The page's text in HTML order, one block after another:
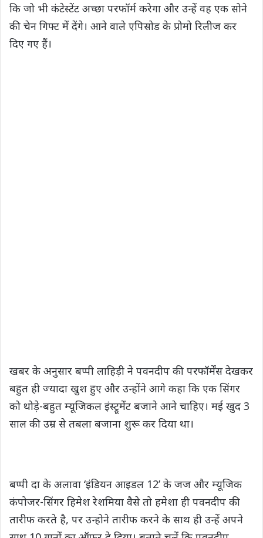
कि जो भी कंटेस्टेंट अच्छा परफॉर्म करेगा और उन्हें वह एक सोने
की चेन गिफ्ट में देंगे। आने वाले एपिसोड के प्रोमो रिलीज कर
दिए गए हैं।
खबर के अनुसार बप्पी लाहिड़ी ने पवनदीप की परफॉर्मेंस देखकर
बहुत ही ज्यादा खुश हुए और उन्होंने आगे कहा कि एक सिंगर
को थोड़े-बहुत म्यूजिकल इंस्ट्रूमेंट बजाने आने चाहिए। मई खुद 3
साल की उम्र से तबला बजाना शुरू कर दिया था।
बप्पी दा के अलावा ‘इंडियन आइडल 12’ के जज और म्यूजिक
कंपोजर-सिंगर हिमेश रेशमिया वैसे तो हमेशा ही पवनदीप की
तारीफ करते है, पर उन्होने तारीफ करने के साथ ही उन्हें अपने